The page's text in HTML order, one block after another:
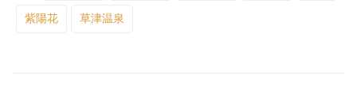
b
l
紫陽花 草津温泉